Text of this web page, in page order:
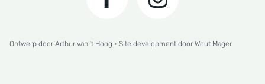
Ontwerp door Arthur van 't Hoog • Site development door Wout Mager